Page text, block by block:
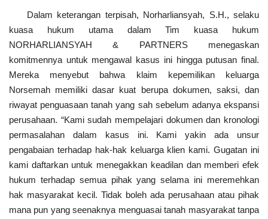
Dalam keterangan terpisah, Norharliansyah, S.H., selaku
kuasa hukum utama dalam Tim kuasa hukum
NORHARLIANSYAH & PARTNERS menegaskan
komitmennya untuk mengawal kasus ini hingga putusan final.
Mereka menyebut bahwa klaim kepemilikan keluarga
Norsemah memiliki dasar kuat berupa dokumen, saksi, dan
riwayat penguasaan tanah yang sah sebelum adanya ekspansi
perusahaan. “Kami sudah mempelajari dokumen dan kronologi
permasalahan dalam kasus ini. Kami yakin ada unsur
pengabaian terhadap hak-hak keluarga klien kami. Gugatan ini
kami daftarkan untuk menegakkan keadilan dan memberi efek
hukum terhadap semua pihak yang selama ini meremehkan
hak masyarakat kecil. Tidak boleh ada perusahaan atau pihak
mana pun yang seenaknya menguasai tanah masyarakat tanpa